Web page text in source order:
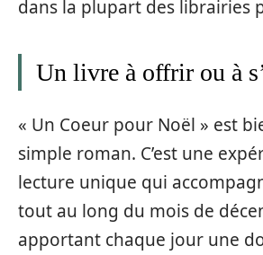
dans la plupart des librairies
Un livre à offrir ou à
« Un Coeur pour Noël » est
simple roman. C’est une
lecture unique qui
tout au long du mois de
apportant chaque jour une